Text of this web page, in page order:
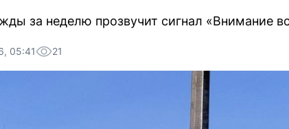
за неделю прозвучит сигнал «Внимание
05:41 21